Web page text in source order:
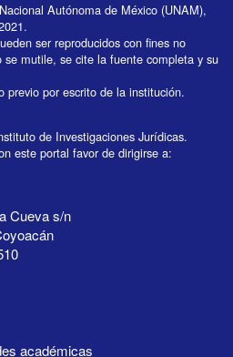
Autónoma de México (UNAM),
ser reproducidos con fines no
se mutile, se cite la fuente completa y su
previo por escrito de la institución.
de Investigaciones Jurídicas.
este portal favor de dirigirse a:
Cueva s/n
académicas